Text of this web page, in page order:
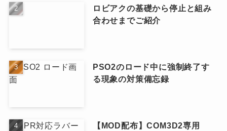
ロビアクの基礎から停止と組み
合わせまでご紹介
PSO2のロード中に強制終了す
る現象の対策備忘録
【MOD配布】COM3D2専用